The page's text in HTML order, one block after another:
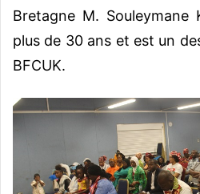
Bretagne M. Souleymane
plus de 30 ans et est un
BFCUK.